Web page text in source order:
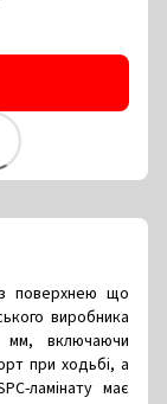
поверхнею що
виробника
включаючи
при ходьбі, а
ламінату має